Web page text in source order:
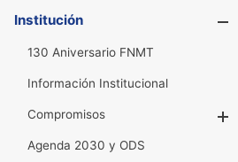
Institución
130 Aniversario FNMT
Información Institucional
Compromisos
Agenda 2030 y ODS